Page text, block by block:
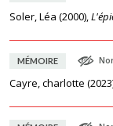
Soler, Léa (2000),
MÉMOIRE
Cayre, charlotte (2023